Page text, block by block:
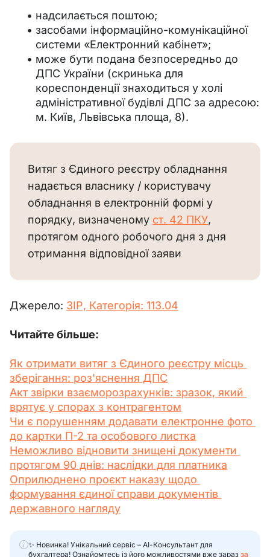
надсилається поштою;
засобами інформаційно-комунікаційної
системи «Електронний кабінет»;
може бути подана безпосередньо до
ДПС України (скринька для
кореспонденції знаходиться у холі
адміністративної будівлі ДПС за адресою:
м. Київ, Львівська площа, 8).
Витяг з Єдиного реєстру обладнання
надається власнику / користувачу
обладнання в електронній формі у
порядку, визначеному ст. 42 ПКУ,
протягом одного робочого дня з дня
отримання відповідної заяви
Джерело: ЗІР, Категорія: 113.04
Читайте більше:
Як отримати витяг з Єдиного реєстру місць
зберігання: роз'яснення ДПС
Акт звірки взаєморозрахунків: зразок, який
врятує у спорах з контрагентом
Чи є порушенням додавати електронне фото
до картки П-2 та особового листка
Неможливо відновити знищені документи
протягом 90 днів: наслідки для платника
Оприлюднено проєкт наказу щодо
формування єдиної справи документів
державного нагляду
✨ Новинка! Унікальний сервіс – АІ-Консультант для
бухгалтера! Ознайомтесь із його можливостями вже зараз за